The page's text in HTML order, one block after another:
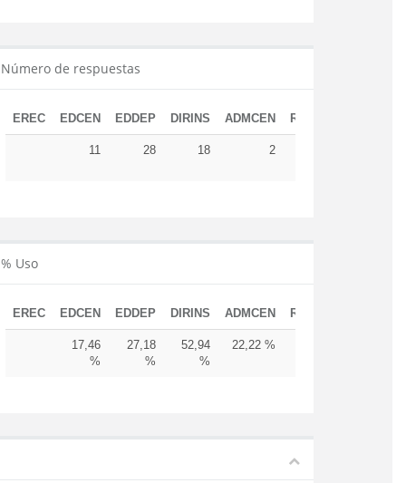
Número de respuestas
EREC EDCEN EDDEP DIRINS ADMCEN RESUD
11 28 18 2
% Uso
EREC EDCEN EDDEP DIRINS ADMCEN RESUD
17,46
%
27,18
%
52,94
%
22,22 %